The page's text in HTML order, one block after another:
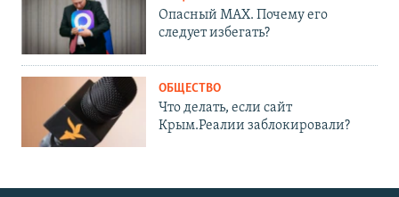
Опасный MAX. Почему его
следует избегать?
ОБЩЕСТВО
Что делать, если сайт
Крым.Реалии заблокировали?